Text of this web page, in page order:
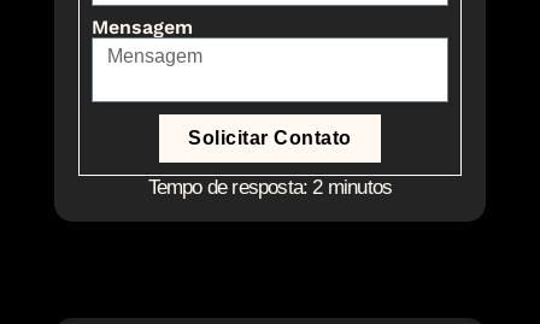
Mensagem
Solicitar Contato
Tempo de resposta: 2 minutos